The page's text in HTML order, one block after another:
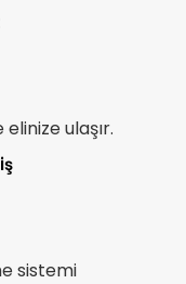
ulaşır.
sistemi